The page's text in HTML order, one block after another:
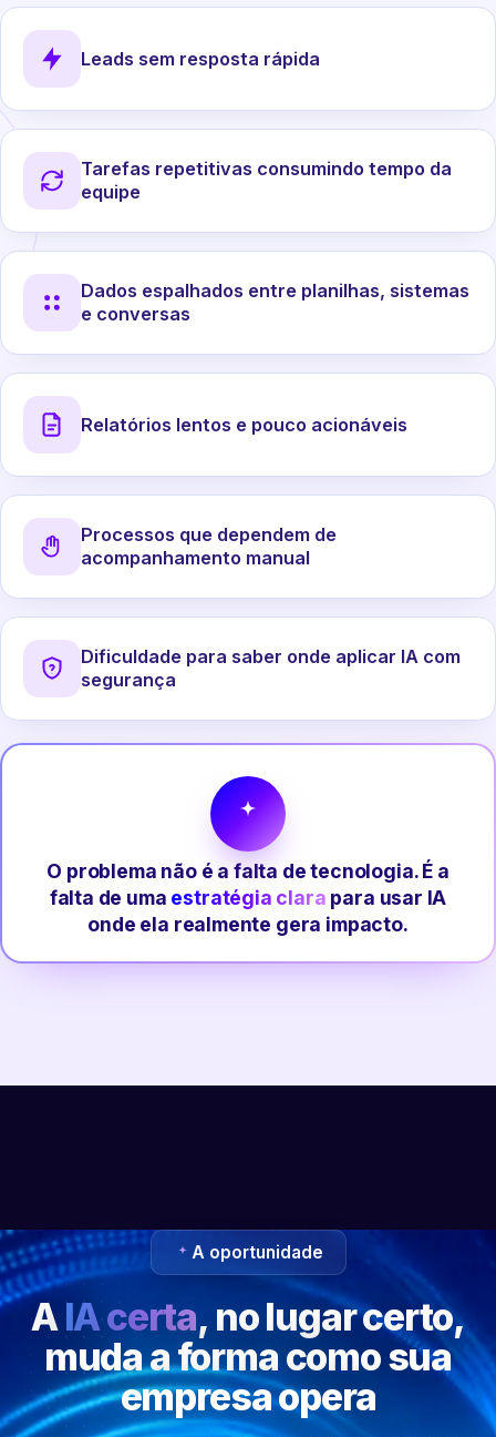
Leads sem resposta rápida
Tarefas repetitivas consumindo tempo da
equipe
Dados espalhados entre planilhas, sistemas
e conversas
Relatórios lentos e pouco acionáveis
Processos que dependem de
acompanhamento manual
Dificuldade para saber onde aplicar IA com
segurança
O problema não é a falta de tecnologia. É a
falta de uma estratégia clara para usar IA
onde ela realmente gera impacto.
A oportunidade
AIA certa, no lugar certo,
muda a forma como sua
empresa opera